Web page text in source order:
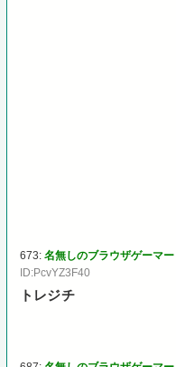
673:名無しのブラウザゲーマー
ID:PcvYZ3F40
トレジチ